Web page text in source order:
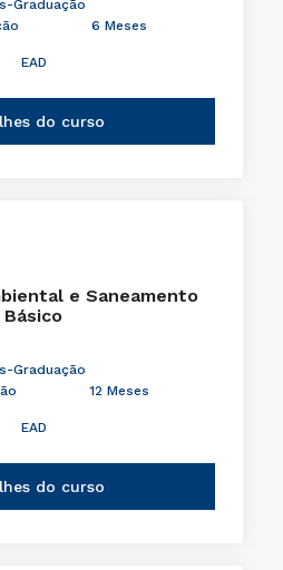
Graduação
6 Meses
EAD
do curso
e Saneamento
Básico
Graduação
12 Meses
EAD
do curso